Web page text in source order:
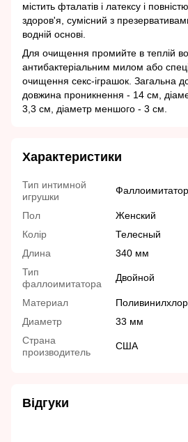
містить фталатів і латексу і
здоров'я, сумісний з
водній основі.
Для очищення промийте в теплій
антибактеріальним милом або
очищення секс-іграшок. Загальна
довжина проникнення - 14 см,
3,3 см, діаметр меншого - 3 см.
Характеристики
Тип интимной
игрушки
Фаллоимитатор
Пол
Женский
Колір
Телесный
Длина
340 мм
Тип
фаллоимитатора
Двойной
Материал
Диаметр
33 мм
Страна
производитель
США
Відгуки